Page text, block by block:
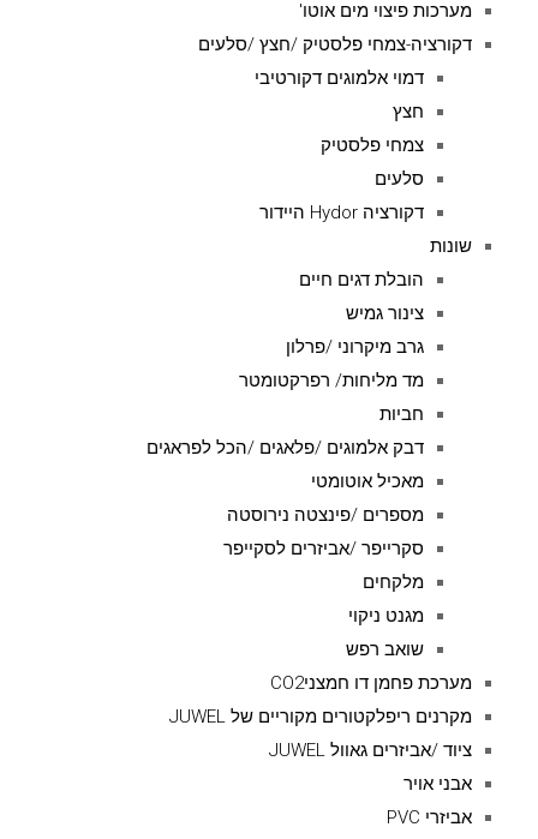
מערכות פיצוי מים אוטו'
דקורציה-צמחי פלסטיק /חצץ /סלעים
דמוי אלמוגים דקורטיבי
חצץ
צמחי פלסטיק
סלעים
דקורציה Hydor היידור
שונות
הובלת דגים חיים
צינור גמיש
גרב מיקרוני /פרלון
מד מליחות/ רפרקטומטר
חביות
דבק אלמוגים /פלאגים /הכל לפראגים
מאכיל אוטומטי
מספרים /פינצטה נירוסטה
סקרייפר /אביזרים לסקייפר
מלקחים
מגנט ניקוי
שואב רפש
מערכת פחמן דו חמצניCO2
מקרנים ריפלקטורים מקוריים של JUWEL
ציוד /אביזרים גאוול JUWEL
אבני אויר
אביזרי PVC